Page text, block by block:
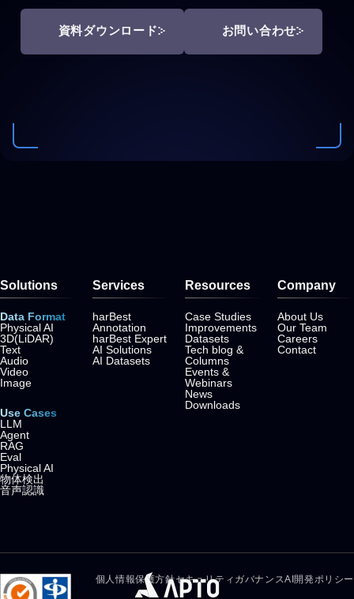
資料ダウンロード お問い合わせ
Solutions
Data Format
Physical AI
3D(LiDAR)
Text
Audio
Video
Image
Use Cases
LLM
Agent
RAG
Eval
Physical AI
物体検出
音声認識
Services
harBest
Annotation
harBest Expert
AI Solutions
AI Datasets
Resources
Case Studies
Improvements
Datasets
Tech blog &
Columns
Events &
Webinars
News
Downloads
Company
About Us
Our Team
Careers
Contact
個人情報保護方針セキュリティガバナンスAI開発ポリシー